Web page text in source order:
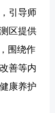
引导师
区提供
围绕作
善等内
康养护